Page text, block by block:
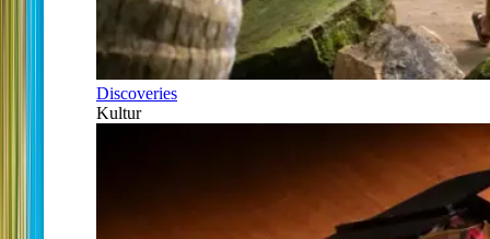
Discoveries
Kultur